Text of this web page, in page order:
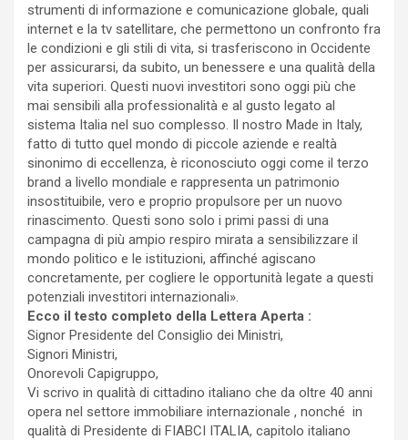
strumenti di informazione e comunicazione globale, quali
internet e la tv satellitare, che permettono un confronto fra
le condizioni e gli stili di vita, si trasferiscono in Occidente
per assicurarsi, da subito, un benessere e una qualità della
vita superiori. Questi nuovi investitori sono oggi più che
mai sensibili alla professionalità e al gusto legato al
sistema Italia nel suo complesso. Il nostro Made in Italy,
fatto di tutto quel mondo di piccole aziende e realtà
sinonimo di eccellenza, è riconosciuto oggi come il terzo
brand a livello mondiale e rappresenta un patrimonio
insostituibile, vero e proprio propulsore per un nuovo
rinascimento. Questi sono solo i primi passi di una
campagna di più ampio respiro mirata a sensibilizzare il
mondo politico e le istituzioni, affinché agiscano
concretamente, per cogliere le opportunità legate a questi
potenziali investitori internazionali».
Ecco il testo completo della Lettera Aperta :
Signor Presidente del Consiglio dei Ministri,
Signori Ministri,
Onorevoli Capigruppo,
Vi scrivo in qualità di cittadino italiano che da oltre 40 anni
opera nel settore immobiliare internazionale , nonché in
qualità di Presidente di FIABCI ITALIA, capitolo italiano